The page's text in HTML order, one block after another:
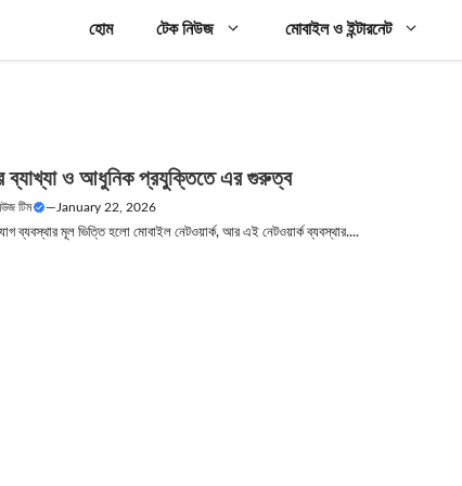
হোম টেক নিউজ মোবাইল ও ইন্টারনেট
ব্যাখ্যা ও আধুনিক প্রযুক্তিতে এর গুরুত্ব
টিম — January 22, 2026
ব্যবস্থার মূল ভিত্তি হলো মোবাইল নেটওয়ার্ক, আর এই নেটওয়ার্ক ব্যবস্থার....